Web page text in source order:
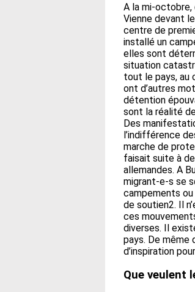
A la mi-octobre,
Vienne devant
centre de
installé un
elles sont
situation
tout le pays, au
ont d’autres
détention
sont la réalité
Des
l’indifférence
marche de
faisait suite à
allemandes. A
migrant-e-s se
campements
de soutien2. Il
ces
diverses. Il
pays. De
d’inspiration
Que veulent